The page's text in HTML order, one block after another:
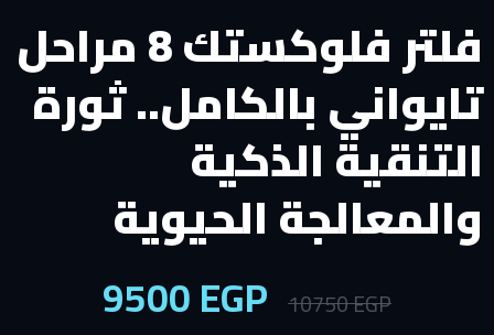
فلتر فلوكستك 8 مراحل
بالكامل.. ثورة
الذكية
الحيوية
10750
9500 EGP